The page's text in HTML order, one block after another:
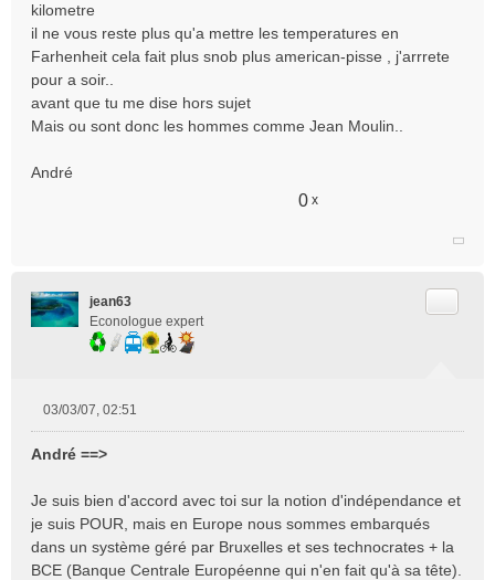
kilometre
il ne vous reste plus qu'a mettre les temperatures en
Farhenheit cela fait plus snob plus american-pisse , j'arrrete
pour a soir..
avant que tu me dise hors sujet
Mais ou sont donc les hommes comme Jean Moulin..
André
0 x
jean63
Econologue expert
s
a
g
e
n
03/03/07, 02:51
André ==>
Je suis bien d'accord avec toi sur la notion d'indépendance et
je suis POUR, mais en Europe nous sommes embarqués
dans un système géré par Bruxelles et ses technocrates + la
BCE (Banque Centrale Européenne qui n'en fait qu'à sa tête).